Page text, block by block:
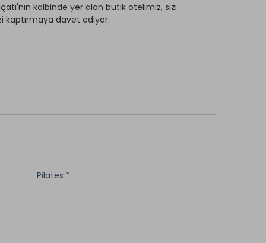
kalbinde yer alan butik otelimiz, sizi
kaptırmaya davet ediyor.
Açık Otopark
Pilates *